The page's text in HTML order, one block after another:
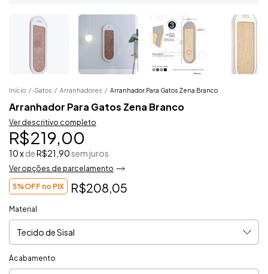
Início / Gatos / Arranhadores / Arranhador Para Gatos Zena Branco
Arranhador Para Gatos Zena Branco
Ver descritivo completo
R$219,00
10xdeR$21,90sem juros
Ver opções de parcelamento
5%OFF no PIX R$208,05
Material
Acabamento